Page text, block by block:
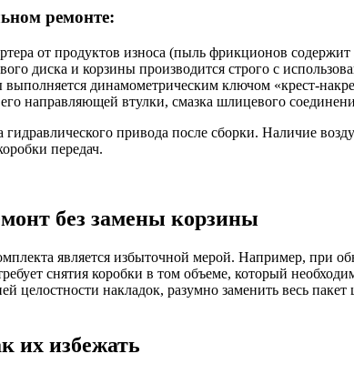
ремонте:
от продуктов износа (пыль фрикционов содержит
диска и корзины производится строго с
выполняется динамометрическим ключом «крест-
направляющей втулки, смазка шлицевого
привода после сборки. Наличие
передач.
без замены корзины
является избыточной мерой. Например, при
снятия коробки в том объеме, который
целостности накладок, разумно заменить весь
их избежать